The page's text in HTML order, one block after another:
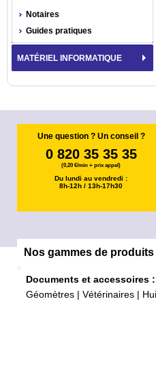
Notaires
Guides pratiques
MATÉRIEL INFORMATIQUE
Une question ? Un conseil ?
0 820 35 35 35
(0,20 €/min + prix appel)
Du lundi au vendredi :
8h-12h / 13h-17h30
Nos gammes de
Documents et accessoires :
Géomètres
Vétérinaires